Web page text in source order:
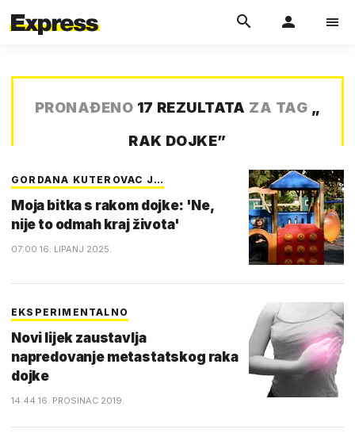
PRONAĐENO 17 REZULTATA ZA TAG „
RAK DOJKE”
GORDANA KUTEROVAC J…
Moja bitka s rakom dojke: 'Ne,
nije to odmah kraj života'
07:00 16. LIPANJ 2025.
EKSPERIMENTALNO
Novi lijek zaustavlja
napredovanje metastatskog raka
dojke
14:44 16. PROSINAC 2019.